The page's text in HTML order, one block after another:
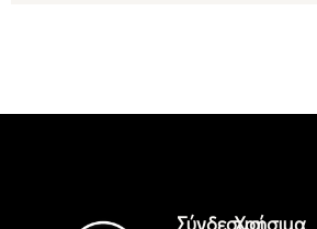
ΣύνδεσμοιΧρήσιμα